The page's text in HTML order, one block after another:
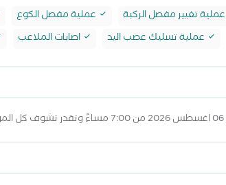
عملية تغيير مفصل الركبة عملية مفصل الكوع
عملية تسليك عصب اليد اصابات الملاعب